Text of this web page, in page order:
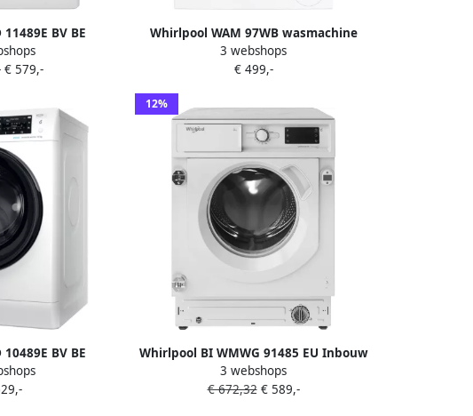
BV BE
9 kg 1351
Wit
€ 579,-
Whirlpool WAM 97WB wasmachine
Voorbelading 9 kg 1400 RPM Wit
3 webshops
€ 499,-
BV BE
10 kg 1400
Wit
12%
Whirlpool BI WMWG 91485 EU Inbouw
wasmachine Voorbelading 9 kg 1400
RPM Wit B label 70 dB
3 webshops
€ 672,32€ 589,-